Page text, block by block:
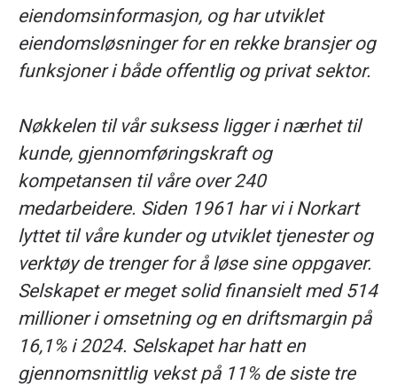
eiendomsinformasjon, og har utviklet
eiendomsløsninger for en rekke bransjer og
funksjoner i både offentlig og privat sektor.
Nøkkelen til vår suksess ligger i nærhet til
kunde, gjennomføringskraft og
kompetansen til våre over 240
medarbeidere. Siden 1961 har vi i Norkart
lyttet til våre kunder og utviklet tjenester og
verktøy de trenger for å løse sine oppgaver.
Selskapet er meget solid finansielt med514
millioner i omsetning og en driftsmargin på
16,1% i 2024. Selskapet har hatt en
gjennomsnittlig vekst på 11% de siste tre